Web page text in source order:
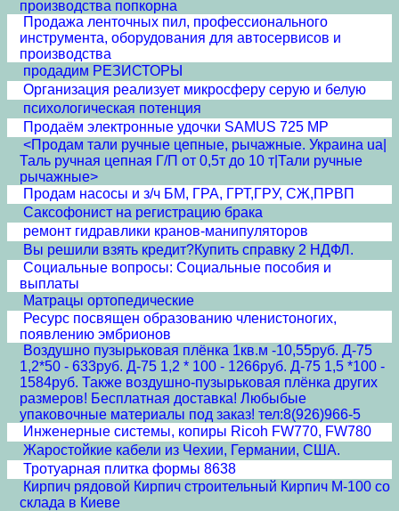
производства попкорна
Продажа ленточных пил, профессионального
инструмента, оборудования для автосервисов и
производства
продадим РЕЗИСТОРЫ
Организация реализует микросферу серую и белую
психологическая потенция
Продаём электронные удочки SAMUS 725 MP
<Продам тали ручные цепные, рычажные. Украина ua|
Таль ручная цепная Г/П от 0,5т до 10 т|Тали ручные
рычажные>
Продам насосы и з/ч БМ, ГРА, ГРТ,ГРУ, СЖ,ПРВП
Саксофонист на регистрацию брака
ремонт гидравлики кранов-манипуляторов
Вы решили взять кредит?Купить справку 2 НДФЛ.
Социальные вопросы: Социальные пособия и
выплаты
Матрацы ортопедические
Ресурс посвящен образованию членистоногих,
появлению эмбрионов
Воздушно пузырьковая плёнка 1кв.м -10,55руб. Д-75
1,2*50 - 633руб. Д-75 1,2 * 100 - 1266руб. Д-75 1,5 *100 -
1584руб. Также воздушно-пузырьковая плёнка других
размеров! Бесплатная доставка! Любыбые
упаковочные материалы под заказ! тел:8(926)966-5
Инженерные системы, копиры Ricoh FW770, FW780
Жаростойкие кабели из Чехии, Германии, США.
Тротуарная плитка формы 8638
Кирпич рядовой Кирпич строительный Кирпич М-100 со
склада в Киеве